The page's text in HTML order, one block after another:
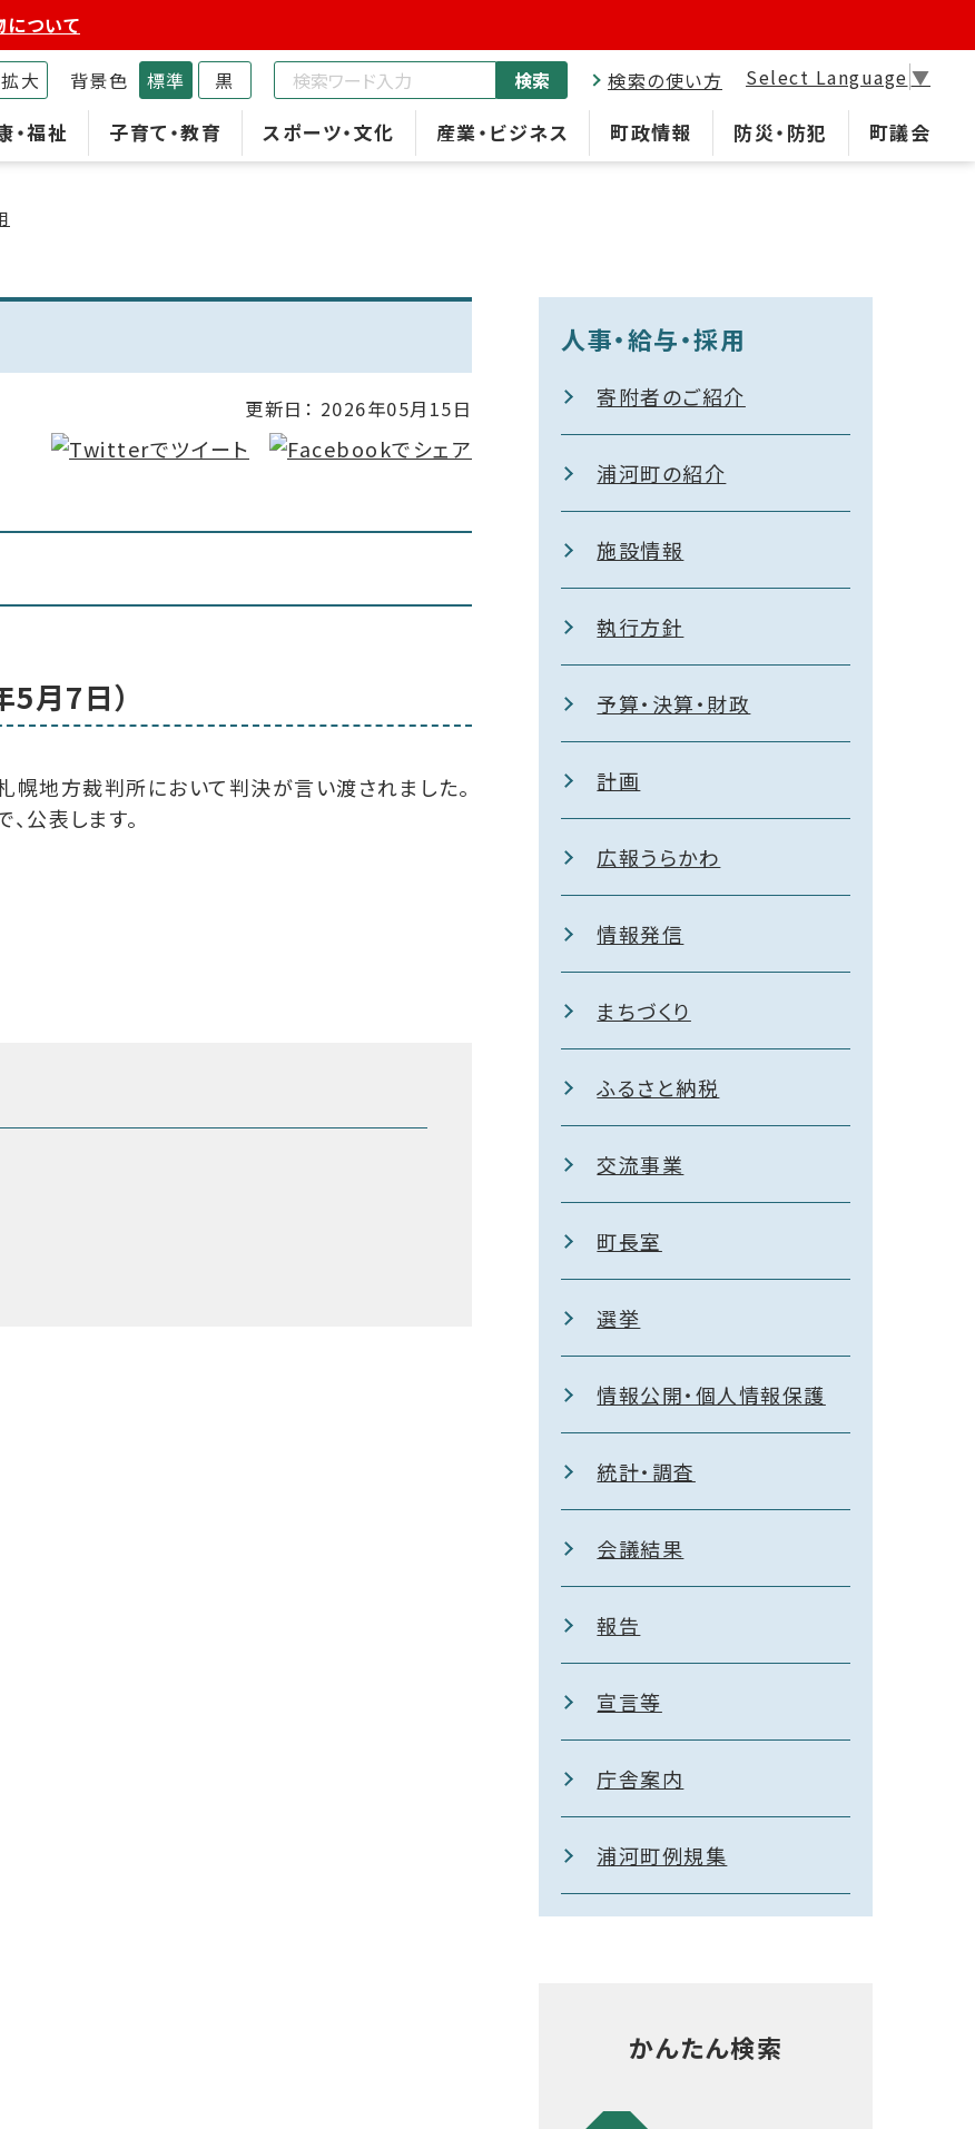
について
・福祉 子育て・教育 スポーツ・文化 産業・ビジネス 町政情報 防災・防犯 町議会
拡大 背景色 標準 黒 検索 検索の使い方 Select Language ▼
更新日： 2026年05月15日
月7日）
幌地方裁判所において判決が言い渡されました。
公表します。
人事・給与・採用
寄附者のご紹介
浦河町の紹介
施設情報
執行方針
予算・決算・財政
計画
広報うらかわ
情報発信
まちづくり
ふるさと納税
交流事業
町長室
選挙
情報公開・個人情報保護
統計・調査
会議結果
報告
宣言等
庁舎案内
浦河町例規集
かんたん検索